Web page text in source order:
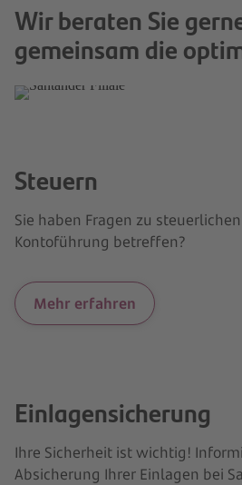
Wir beraten Sie
gemeinsam die
Termin vereinbaren
Steuern
Sie haben Fragen zu
Kontoführung betreffen?
Mehr erfahren
Einlagensicherung
Ihre Sicherheit ist wichtig!
Absicherung Ihrer Einlagen bei